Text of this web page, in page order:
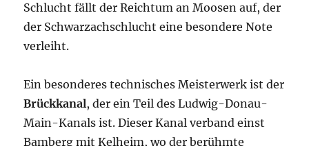
Schlucht fällt der Reichtum an Moosen auf, der
der Schwarzachschlucht eine besondere Note
verleiht.
Ein besonderes technisches Meisterwerk ist der
Brückkanal, der ein Teil des Ludwig-Donau-
Main-Kanals ist. Dieser Kanal verband einst
Bamberg mit Kelheim, wo der berühmte